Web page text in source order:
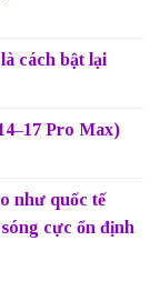
cách bật lại
Pro Max)
như quốc tế
cực ổn định